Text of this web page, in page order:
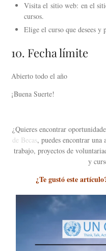
Visita el sitio web: en el
cursos.
Elige el curso que desees y
10. Fecha límite
Abierto todo el año
¡Buena Suerte!
¿Quieres encontrar
de Becas, puedes encontrar una
trabajo, proyectos de
y
¿Te gustó este